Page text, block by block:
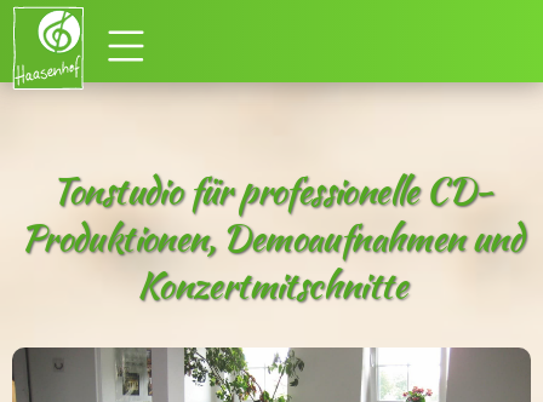
Tonstudio für professionelle CD-
Produktionen, Demoaufnahmen und
Konzertmitschnitte